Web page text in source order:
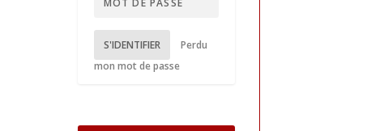
S'IDENTIFIER
Perdu
mon mot de passe